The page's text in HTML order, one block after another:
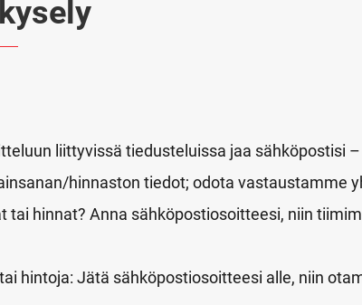
liittyvissä tiedusteluissa jaa sähköpostisi
hinnaston tiedot; odota vastaustamme
tai hinnat? Anna sähköpostiosoitteesi, niin
hintoja: Jätä sähköpostiosoitteesi alle, niin